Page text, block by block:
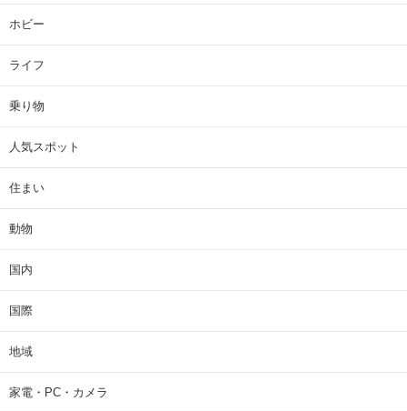
ホビー
ライフ
乗り物
人気スポット
住まい
動物
国内
国際
地域
家電・PC・カメラ